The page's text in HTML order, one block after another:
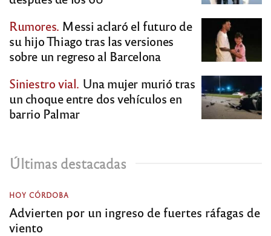
Rumores. Messi aclaró el futuro de
su hijo Thiago tras las versiones
sobre un regreso al Barcelona
Siniestro vial. Una mujer murió tras
un choque entre dos vehículos en
barrio Palmar
Últimas destacadas
HOY CÓRDOBA
Advierten por un ingreso de fuertes ráfagas de
viento